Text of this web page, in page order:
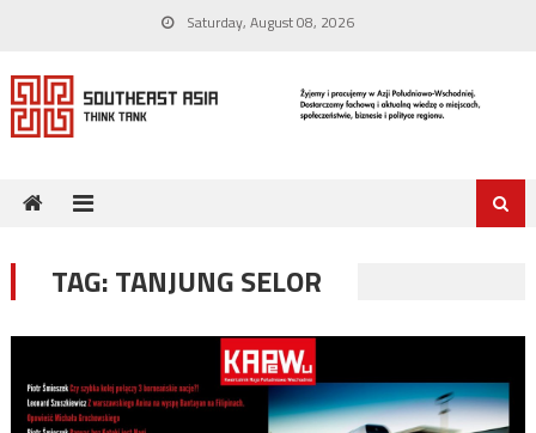
content
Saturday, August 08, 2026
TAG:TANJUNG SELOR